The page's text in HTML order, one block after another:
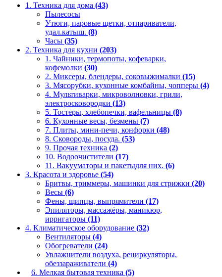
1. Техника для дома (43)
Пылесосы
Утюги, паровые щетки, отпариватели,
удал.катыш. (8)
Часы (35)
2. Техника для кухни (203)
1. Чайники, термопоты, кофеварки,
кофемолки (30)
2. Миксеры, блендеры, соковыжималки (15)
3. Мясорубки, кухонные комбайны, чопперы (4)
4. Мультиварки, микроволновки, грили,
электросковородки (13)
5. Тостеры, хлебопечки, вафельницы (8)
6. Кухонные весы, безмены (7)
7. Плиты, мини-печи, конфорки (48)
8. Сковороды, посуда. (53)
9. Прочая техника (2)
10. Водоочистители (17)
11. Вакууматоры и пакетыдля них. (6)
3. Красота и здоровье (54)
Бритвы, триммеры, машинки для стрижки (20)
Весы (6)
Фены, щипцы, выпрямители (17)
Эпиляторы, массажёры, маникюр,
ирригаторы (11)
4. Климатическое оборудование (32)
Вентиляторы (4)
Обогреватели (24)
Увлажнители воздуха, рециркуляторы,
обеззараживатели (4)
6. Мелкая бытовая техника (5)